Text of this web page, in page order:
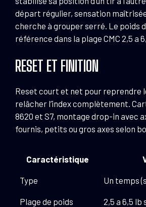
départ régulier, sensation
cherche à grouper serré. Le poids
référence dans la plage CMC 2,5 a
RESET ET FINITION
Reset court et net pour reprendre
relâcher l’index complètement.
8620 et S7, montage drop-in avec
fournis, petits ou gros axes selon
Caractéristique
Type Un temps
Plage de poids 2,5 a 6,5 lb